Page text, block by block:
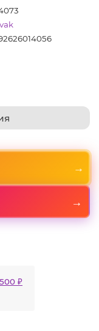
→
→
500 ₽